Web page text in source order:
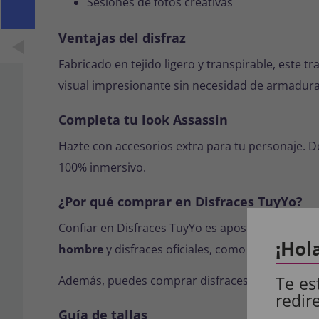
Ventajas del disfraz
Fabricado en tejido ligero y transpirable, este
visual impresionante sin necesidad de
Completa tu look Assassin
Hazte con accesorios extra para tu personaje.
100% inmersivo.
¿Por qué comprar en Disfraces TuyYo?
Confiar en Disfraces TuyYo es apostar por
hombrey disfraces oficiales, como este de Ezio
Además, puedes comprar disfraces online de
Guía de tallas
Te